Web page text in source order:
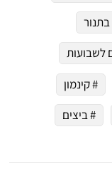
בתנור
לשבועות
# קינמון
# ביצים